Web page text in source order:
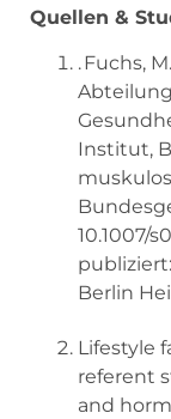
Quellen &
. Fuchs,
Institut,
10.1007/
Berlin
Lifestyle
referent
and